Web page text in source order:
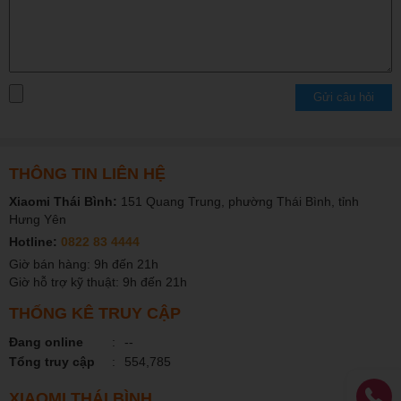
gốc và HDR10+ góp phần mang đến chất lượng hiển thị tuyệt hảo.
Tấm nền AMOLED còn hỗ trợ làm mờ tần số cao 2160Hz tự động.
Đó là PWM cao nhất trong ngành ( S22 Ultra sử dụng 480Hz ), giúp
Gửi câu hỏi
THÔNG TIN LIÊN HỆ
Xiaomi Thái Bình: 151 Quang Trung, phường Thái Bình, tỉnh
Hưng Yên
Hotline: 0822 83 4444
Giờ bán hàng: 9h đến 21h
Giờ hỗ trợ kỹ thuật: 9h đến 21h
THỐNG KÊ TRUY CẬP
Đang online :
--
Tổng truy cập
: 554,785